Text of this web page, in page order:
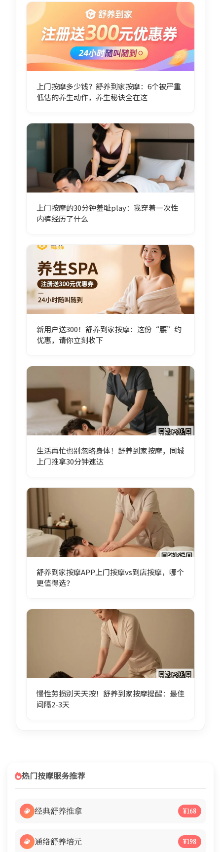
上门按摩多少钱？舒养到家按摩：6个被严重
低估的养生动作，养生秘诀全在这
上门按摩的30分钟羞耻play：我穿着一次性
内裤经历了什么
新用户送300！舒养到家按摩：这份“腰”约
优惠，请你立刻收下
生活再忙也别忽略身体！舒养到家按摩，同城
上门推拿30分钟速达
舒养到家按摩APP上门按摩vs到店按摩，哪个
更值得选？
慢性劳损别天天按！舒养到家按摩提醒：最佳
间隔2-3天
热门按摩服务推荐
经典舒养推拿 ¥168
通络舒养培元 ¥198